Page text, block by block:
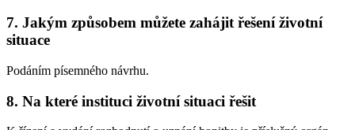
7. Jakým způsobem můžete zahájit řešení životní
situace
Podáním písemného návrhu.
8. Na které instituci životní situaci řešit